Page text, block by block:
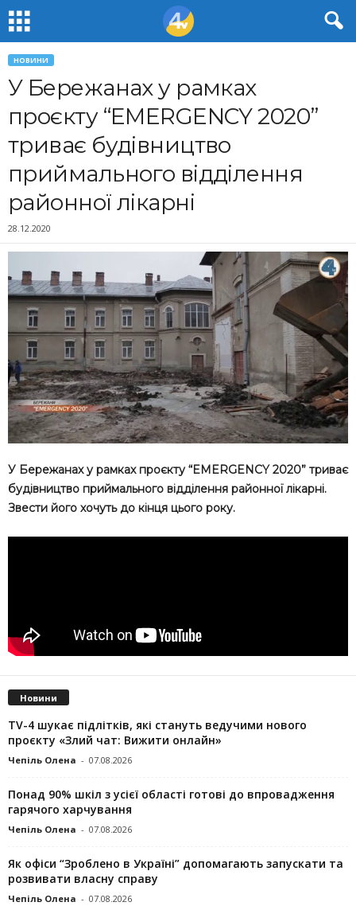
НОВИНИ
У Бережанах у рамках
проєкту “EMERGENCY 2020”
триває будівництво
приймального відділення
районної лікарні
28.12.2020
У Бережанах у рамках проєкту “EMERGENCY 2020” триває
будівництво приймального відділення районної лікарні.
Звести його хочуть до кінця цього року.
Новини
TV-4 шукає підлітків, які стануть ведучими нового
проєкту «Злий чат: Вижити онлайн»
Чепіль Олена - 07.08.2026
Понад 90% шкіл з усієї області готові до впровадження
гарячого харчування
Чепіль Олена - 07.08.2026
Як офіси “Зроблено в Україні” допомагають запускaти та
розвивати власну справу
Чепіль Олена - 07.08.2026